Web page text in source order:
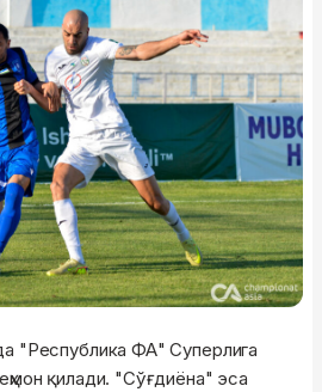
"Республика ФА" Суперлига
қилади. "Сўғдиёна" эса